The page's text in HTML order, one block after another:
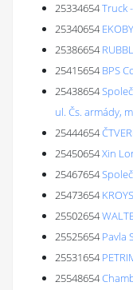
25334654Truck
25340654
25386654
25415654 BPS
25438654
ul. Čs. armády,
25444654
25450654Xin
25467654
25473654
25502654
25525654 Pavla
25531654
25548654